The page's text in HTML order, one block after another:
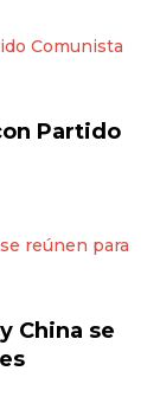
Partido
China se